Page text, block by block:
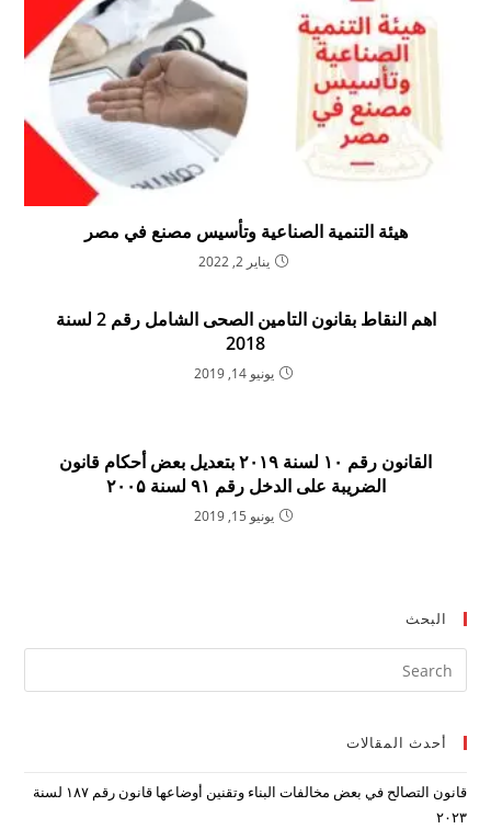
هيئة التنمية الصناعية وتأسيس مصنع في مصر
يناير 2, 2022
اهم النقاط بقانون التامين الصحى الشامل رقم 2 لسنة
2018
يونيو 14, 2019
القانون رقم ۱۰ لسنة ۲۰۱۹ بتعديل بعض أحكام قانون
الضريبة على الدخل رقم ۹۱ لسنة ۲۰۰۵
يونيو 15, 2019
البحث
أحدث المقالات
قانون التصالح في بعض مخالفات البناء وتقنين أوضاعها قانون رقم ۱۸۷ لسنة
۲۰۲۳